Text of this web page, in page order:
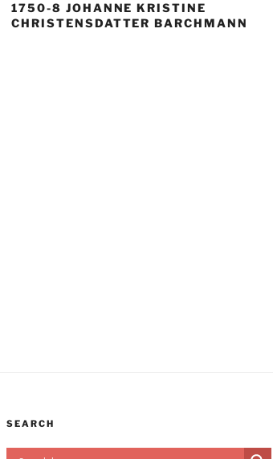
1750-8 JOHANNE KRISTINE
CHRISTENSDATTER BARCHMANN
SEARCH